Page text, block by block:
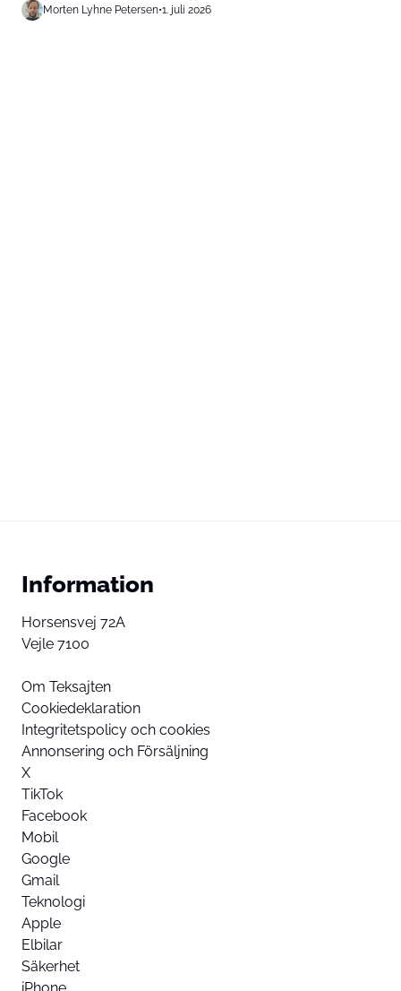
Morten Lyhne Petersen•1. juli 2026
Information
Horsensvej 72A
Vejle 7100
Om Teksajten
Cookiedeklaration
Integritetspolicy och cookies
Annonsering och Försäljning
X
TikTok
Facebook
Mobil
Google
Gmail
Teknologi
Apple
Elbilar
Säkerhet